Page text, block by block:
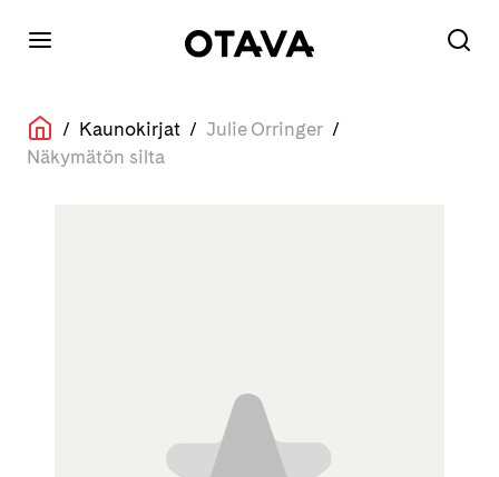
/ Kaunokirjat / Julie Orringer /
Näkymätön silta